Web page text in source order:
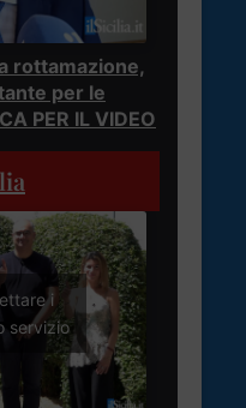
rottamazione,
per le
PER IL VIDEO
i
servizio